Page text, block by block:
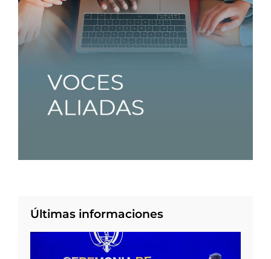
Últimas informaciones